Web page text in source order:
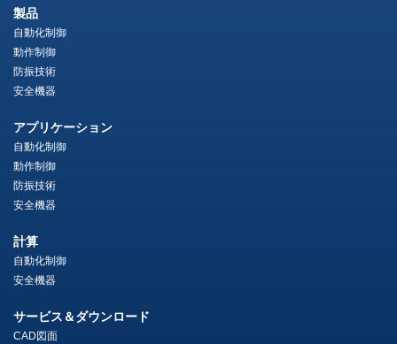
製品
自動化制御
動作制御
防振技術
安全機器
アプリケーション
自動化制御
動作制御
防振技術
安全機器
計算
自動化制御
安全機器
サービス＆ダウンロード
CAD図面